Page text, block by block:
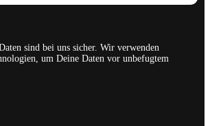
sind bei uns sicher. Wir verwenden
um Deine Daten vor unbefugtem